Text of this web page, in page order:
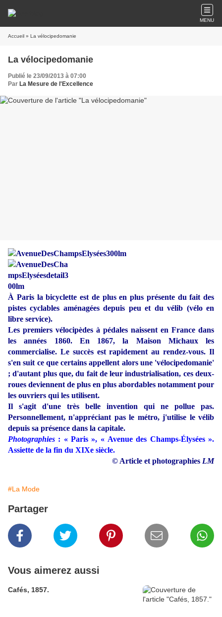
MENU
Accueil » La vélocipedomanie
La vélocipedomanie
Publié le 23/09/2013 à 07:00
Par La Mesure de l'Excellence
À Paris la bicyclette est de plus en plus présente du fait des
pistes cyclables aménagées depuis peu et du vélib (vélo en
libre service).
Les premiers vélocipèdes à pédales naissent en France dans
les années 1860. En 1867, la Maison Michaux les
commercialise. Le succès est rapidement au rendez-vous. Il
s'en suit ce que certains appellent alors une 'vélocipedomanie'
; d'autant plus que, du fait de leur industrialisation, ces deux-
roues deviennent de plus en plus abordables notamment pour
les ouvriers qui les utilisent.
Il s'agit d'une très belle invention qui ne pollue pas.
Personnellement, n'appréciant pas le métro, j'utilise le vélib
depuis sa présence dans la capitale.
Photographies : « Paris », « Avenue des Champs-Élysées ».
Assiette de la fin du XIXe siècle.
© Article et photographies LM
#La Mode
Partager
Vous aimerez aussi
Cafés, 1857.